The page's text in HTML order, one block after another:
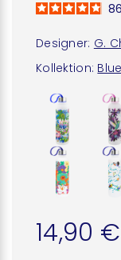
Designer: G.
Kollektion:
86
14,90 €